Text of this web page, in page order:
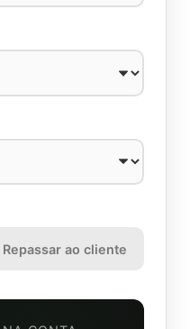
Repassar ao cliente